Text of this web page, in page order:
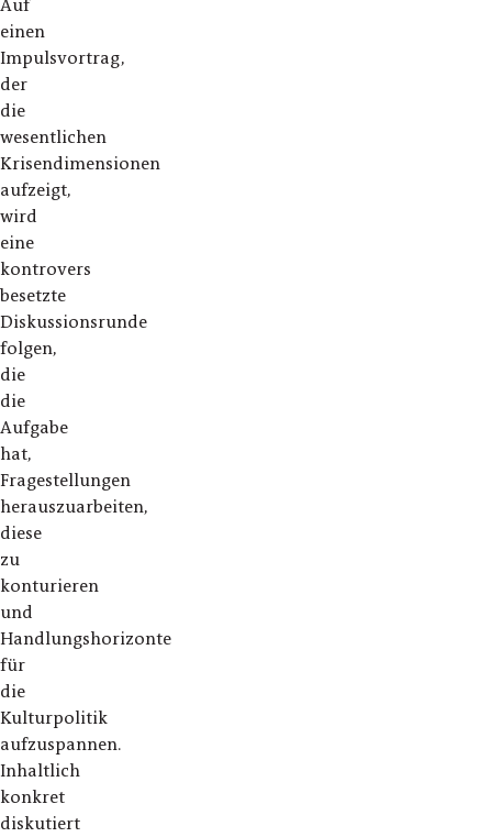
Auf
einen
Impulsvortrag,
der
die
wesentlichen
Krisendimensionen
aufzeigt,
wird
eine
kontrovers
besetzte
Diskussionsrunde
folgen,
die
die
Aufgabe
hat,
Fragestellungen
herauszuarbeiten,
diese
zu
konturieren
und
Handlungshorizonte
für
die
Kulturpolitik
aufzuspannen.
Inhaltlich
konkret
diskutiert